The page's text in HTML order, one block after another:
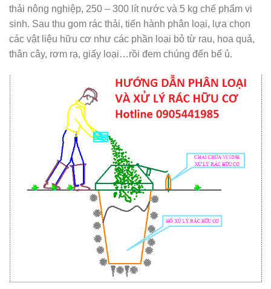
thải nông nghiệp, 250 – 300 lít nước và 5 kg chế phẩm vi
sinh. Sau thu gom rác thải, tiến hành phân loại, lựa chọn
các vật liệu hữu cơ như các phần loại bỏ từ rau, hoa quả,
thân cây, rơm rạ, giấy loại…rồi đem chúng đến bể ủ.